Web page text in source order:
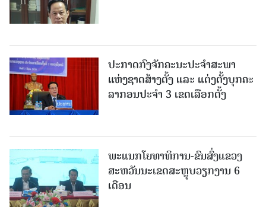
ປະກາດກົງຈັກຄະນະປະຈໍາສະພາ
ແຫ່ງຊາດສ້າງຕັ້ງ ແລະ ແຕ່ງຕັ້ງບຸກຄະ
ລາກອນປະຈໍາ 3 ເຂດເລືອກຕັ້ງ
ພະແນກໂຍທາທິການ-ຂົນສົ່ງແຂວງ
ສະຫວັນນະເຂດສະຫຼຸບວຽກງານ 6
ເດືອນ